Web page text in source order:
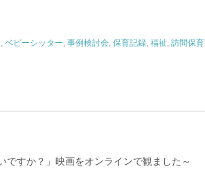
ベビーシッター 事例検討会 保育記録 福祉 訪問保育
ですか？」映画をオンラインで観ました～